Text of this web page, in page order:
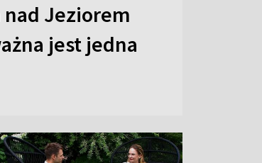
nad Jeziorem
jest jedna